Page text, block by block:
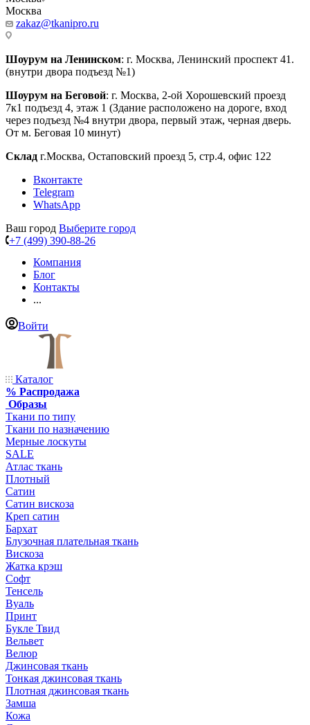
Москва
zakaz@tkanipro.ru
Шоурум на Ленинском: г. Москва, Ленинский проспект 41.
(внутри двора подъезд №1)
Шоурум на Беговой: г. Москва, 2-ой Хорошевский проезд
7к1 подъезд 4, этаж 1 (Здание расположено на дороге, вход
через подъезд №4 внутри двора, первый этаж, черная дверь.
От м. Беговая 10 минут)
Склад г.Москва, Остаповский проезд 5, стр.4, офис 122
Вконтакте
Telegram
WhatsApp
Ваш город Выберите город
+7 (499) 390-88-26
Компания
Блог
Контакты
...
Войти
Каталог
% Распродажа
Образы
Ткани по типу
Ткани по назначению
Мерные лоскуты
SALE
Атлас ткань
Плотный
Сатин
Сатин вискоза
Креп сатин
Бархат
Блузочная плательная ткань
Вискоза
Жатка крэш
Софт
Тенсель
Вуаль
Принт
Букле Твид
Вельвет
Велюр
Джинсовая ткань
Тонкая джинсовая ткань
Плотная джинсовая ткань
Замша
Кожа